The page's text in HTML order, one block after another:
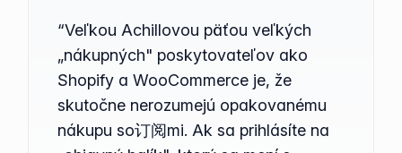
“Veľkou Achillovou päťou veľkých
„nákupných" poskytovateľov ako
Shopify a WooCommerce je, že
skutočne nerozumejú opakovanému
nákupu so订阅mi. Ak sa prihlásíte na